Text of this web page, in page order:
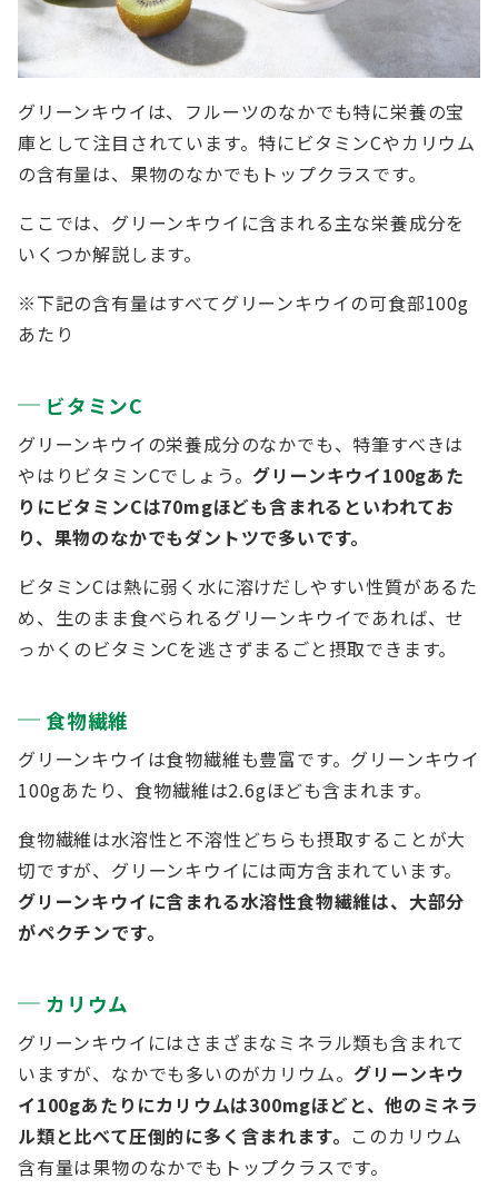
グリーンキウイは、フルーツのなかでも特に栄養の宝
庫として注目されています。特にビタミンCやカリウム
の含有量は、果物のなかでもトップクラスです。
ここでは、グリーンキウイに含まれる主な栄養成分を
いくつか解説します。
※下記の含有量はすべてグリーンキウイの可食部100g
あたり
ビタミンC
グリーンキウイの栄養成分のなかでも、特筆すべきは
やはりビタミンCでしょう。 グリーンキウイ100gあた
りにビタミンCは70mgほども含まれるといわれてお
り、果物のなかでもダントツで多いです。
ビタミンCは熱に弱く水に溶けだしやすい性質があるた
め、生のまま食べられるグリーンキウイであれば、せ
っかくのビタミンCを逃さずまるごと摂取できます。
食物繊維
グリーンキウイは食物繊維も豊富です。グリーンキウイ
100gあたり、食物繊維は2.6gほども含まれます。
食物繊維は水溶性と不溶性どちらも摂取することが大
切ですが、グリーンキウイには両方含まれています。
グリーンキウイに含まれる水溶性食物繊維は、大部分
がペクチンです。
カリウム
グリーンキウイにはさまざまなミネラル類も含まれて
いますが、なかでも多いのがカリウム。 グリーンキウ
イ100gあたりにカリウムは300mgほどと、他のミネラ
ル類と比べて圧倒的に多く含まれます。 このカリウム
含有量は果物のなかでもトップクラスです。